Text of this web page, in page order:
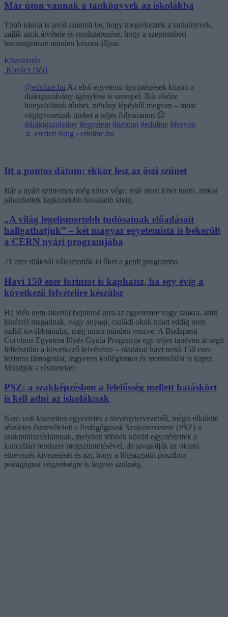
Már úton vannak a tankönyvek az iskolákba
Több iskola is arról számolt be, hogy megérkeztek a tankönyvek,
zajlik azok átvétele és rendszerezése, hogy a szeptemberi
becsengetésre minden készen álljon.
Közoktatás
Kovács Dóri
@eduline.hu Az első egyetemi ügyintézések között a
diákigazolvány igénylése is szerepel. Bár elsőre
bonyolultnak tűnhet, néhány lépésből megvan – most
végigvezetünk titeket a teljes folyamaton.😉
#diákigazolvány #egyetem #neptun #eduline #foryou
♬ eredeti hang - eduline.hu
Itt a pontos dátum: ekkor lesz az őszi szünet
Bár a nyári szünetnek még nincs vége, már most lehet tudni, mikor
pihenhettek legközelebb hosszabb ideig.
„A világ legelismertebb tudósainak előadásait
hallgathatjuk” – két magyar egyetemista is bekerült
a CERN nyári programjába
21 ezer diákból választották ki őket a genfi programba.
Havi 150 ezer forintot is kaphatsz, ha egy évig a
következő felvételire készülsz
Ha idén nem sikerült bejutnod arra az egyetemre vagy szakra, amit
kinéztél magadnak, vagy anyagi, családi okok miatt eddig nem
tudtál továbbtanulni, még nincs minden veszve. A Budapesti
Corvinus Egyetem Illyés Gyula Programja egy teljes tanéven át segít
felkészülni a következő felvételire – ráadásul havi nettó 150 ezer
forintos támogatást, ingyenes kollégiumot és mentorálást is kapsz.
Mutatjuk a részleteket.
PSZ: a szakképzésben a felelősség mellett hatáskört
is kell adni az iskoláknak
Nem volt közvetlen egyeztetés a törvénytervezetről, mégis elküldte
részletes észrevételeit a Pedagógusok Szakszervezete (PSZ) a
szakminisztériumnak, melyben többek között egyetértettek a
kancellári rendszer megszüntetésével, de javasolják az oktató
elnevezés kivezetését és azt, hogy a főigazgatói poszthoz
pedagógusi végzettségre is legyen szükség.